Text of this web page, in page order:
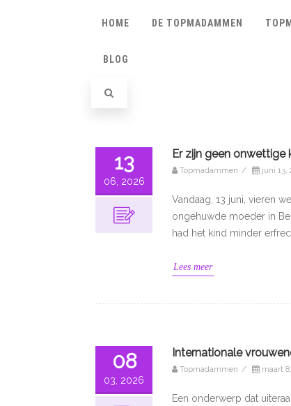
HOME DE TOPMADAMMEN
BLOG
13
06, 2026
Er zijn geen onwettige
Topmadammen / juni 13,
Vandaag, 13 juni, vieren
ongehuwde moeder in
had het kind minder
Lees meer
08
03, 2026
Internationale
Topmadammen / maart
Een onderwerp dat